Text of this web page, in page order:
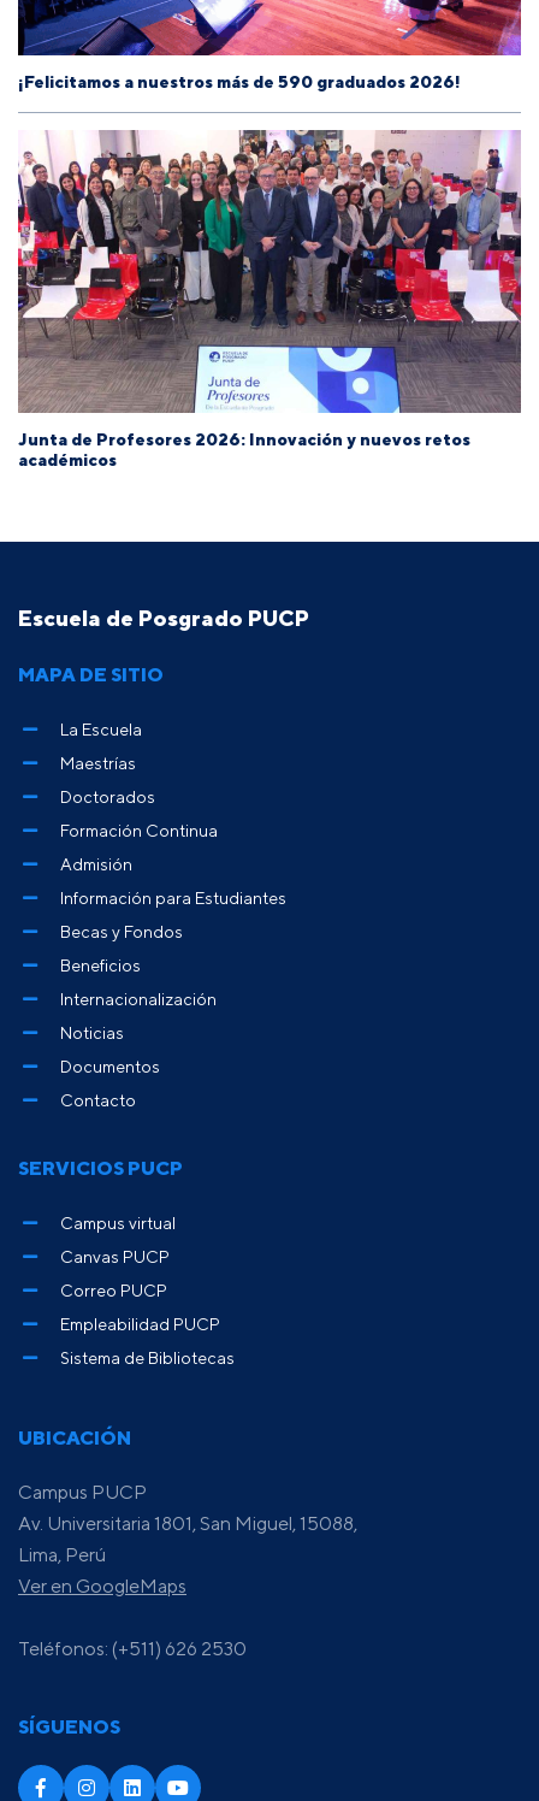
¡Felicitamos a nuestros más de 590 graduados 2026!
Junta de Profesores 2026: Innovación y nuevos retos
académicos
Escuela de Posgrado PUCP
UBICACIÓN
Campus PUCP
Av. Universitaria 1801, San Miguel, 15088,
Lima, Perú
Ver en GoogleMaps
Teléfonos: (+511) 626 2530
SÍGUENOS
MAPA DE SITIO
La Escuela
Maestrías
Doctorados
Formación Continua
Admisión
Información para Estudiantes
Becas y Fondos
Beneficios
Internacionalización
Noticias
Documentos
Contacto
SERVICIOS PUCP
Campus virtual
Canvas PUCP
Correo PUCP
Empleabilidad PUCP
Sistema de Bibliotecas